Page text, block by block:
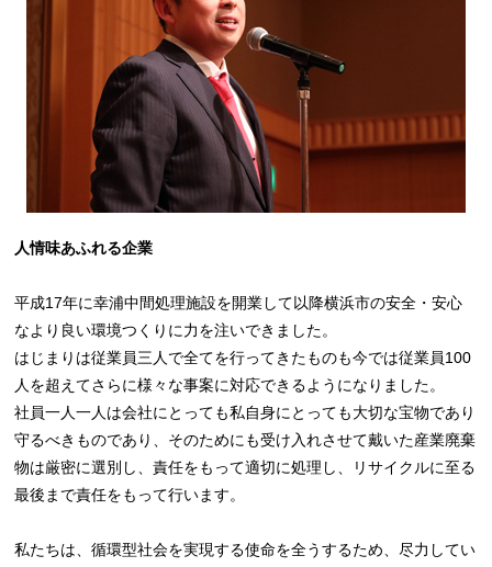
人情味あふれる企業
平成17年に幸浦中間処理施設を開業して以降横浜市の安全・安心
なより良い環境つくりに力を注いできました。
はじまりは従業員三人で全てを行ってきたものも今では従業員100
人を超えてさらに様々な事案に対応できるようになりました。
社員一人一人は会社にとっても私自身にとっても大切な宝物であり
守るべきものであり、そのためにも受け入れさせて戴いた産業廃棄
物は厳密に選別し、責任をもって適切に処理し、リサイクルに至る
最後まで責任をもって行います。
私たちは、循環型社会を実現する使命を全うするため、尽力してい